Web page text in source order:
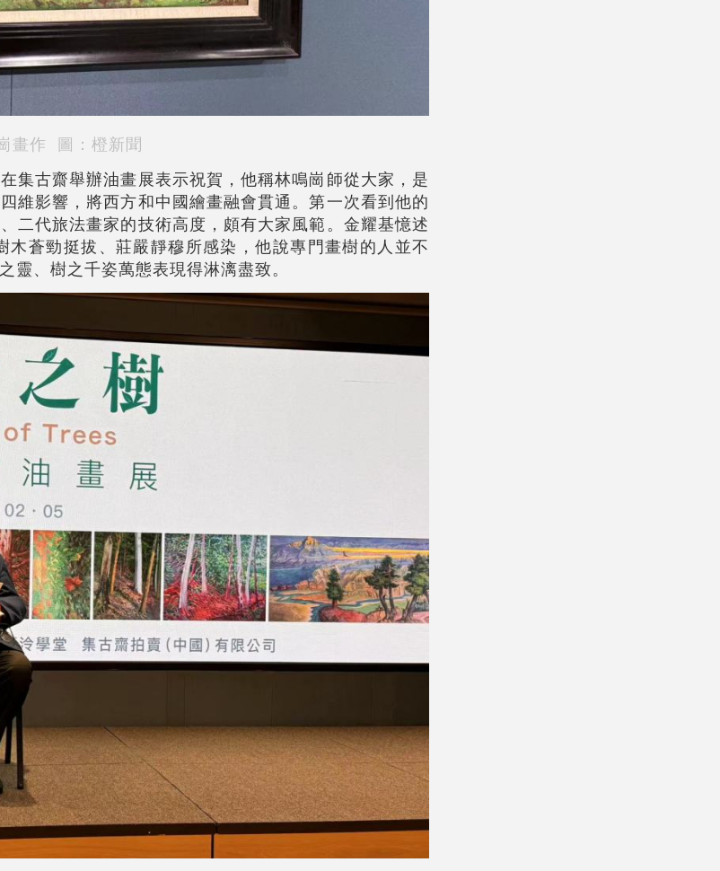
畫作 圖：橙新聞
集古齋舉辦油畫展表示祝賀，他稱林鳴崗師從大家，是
維影響，將西方和中國繪畫融會貫通。第一次看到他的
二代旅法畫家的技術高度，頗有大家風範。 金耀基憶述
蒼勁挺拔、莊嚴靜穆所感染，他說專門畫樹的人並不
靈、樹之千姿萬態表現得淋漓盡致。